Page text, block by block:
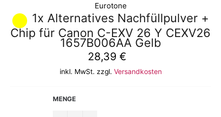
Eurotone
1x Alternatives Nachfüllpulver +
Chip für Canon C-EXV 26 Y CEXV26
1657B006AA Gelb
Normaler
Preis
28,39 €
inkl. MwSt. zzgl. Versandkosten
MENGE